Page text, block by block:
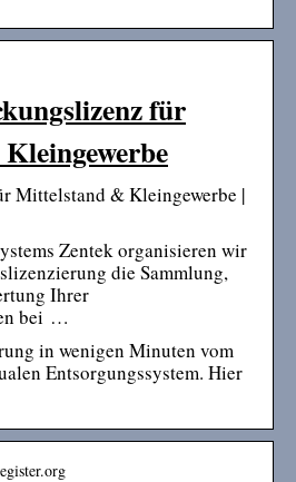
für
Mittelstand & Kleingewerbe |
Zentek organisieren wir
die Sammlung,
Ihrer
bei …
in wenigen Minuten vom
Entsorgungssystem. Hier